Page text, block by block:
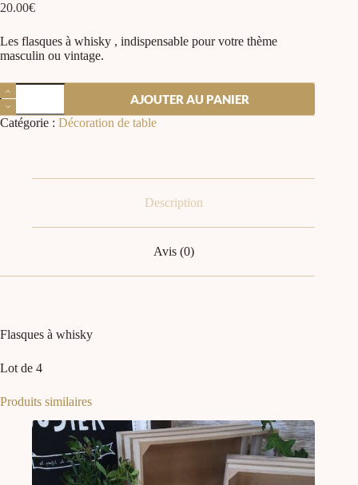
20.00€
Les flasques à whisky , indispensable pour votre thème
masculin ou vintage.
AJOUTER AU PANIER
Catégorie : Décoration de table
Description
Avis (0)
Flasques à whisky
Lot de 4
Produits similaires